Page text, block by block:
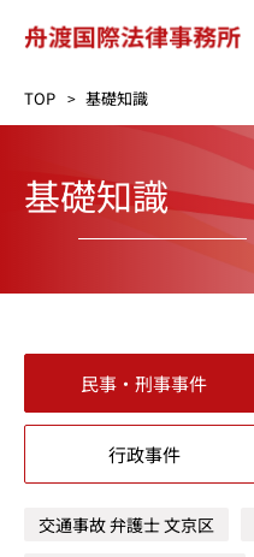
TOP 基礎知識
基礎知識
民事・刑事事件
行政事件
交通事故 弁護士 文京区